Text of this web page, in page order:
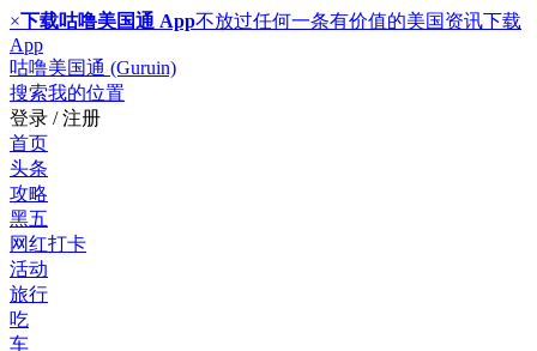
×下载咕噜美国通 App不放过任何一条有价值的美国资讯下载
App
咕噜美国通 (Guruin)
搜索我的位置
登录 / 注册
首页
头条
攻略
黑五
网红打卡
活动
旅行
吃
车